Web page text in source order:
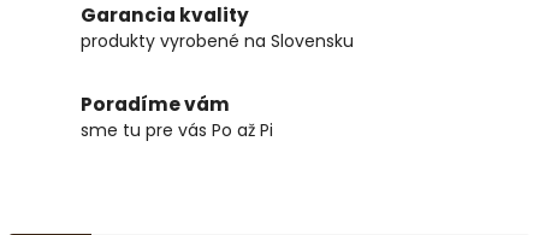
Garancia kvality
produkty vyrobené na Slovensku
Poradíme vám
sme tu pre vás Po až Pi